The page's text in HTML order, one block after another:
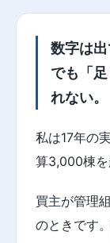
数字は出
でも「
れない。
私は17年の
算3,000棟を
買主が管理
のときです